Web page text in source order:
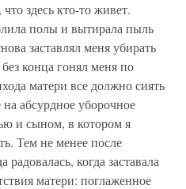
здесь кто-то живет.
полы и вытирала пыль
заставлял меня убирать
конца гонял меня по
матери все должно сиять
абсурдное уборочное
и сыном, в котором я
Тем не менее после
когда заставала
матери: поглаженное